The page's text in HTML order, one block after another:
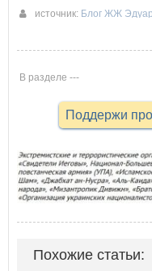
источник: Блог ЖЖ
В разделе ---
Поддержи
Похожие статьи: